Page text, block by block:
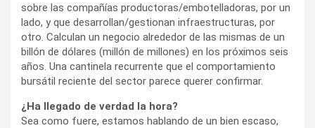
sobre las compañías productoras/embotelladoras, por un
lado, y que desarrollan/gestionan infraestructuras, por
otro. Calculan un negocio alrededor de las mismas de un
billón de dólares (millón de millones) en los próximos seis
años. Una cantinela recurrente que el comportamiento
bursátil reciente del sector parece querer confirmar.
¿Ha llegado de verdad la hora?
Sea como fuere, estamos hablando de un bien escaso,